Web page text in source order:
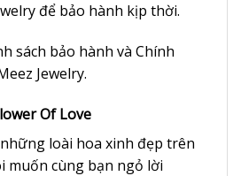
để bảo hành kịp thời.
sách bảo hành và Chính
Jewelry.
Of Love
loài hoa xinh đẹp trên
muốn cùng bạn ngỏ lời